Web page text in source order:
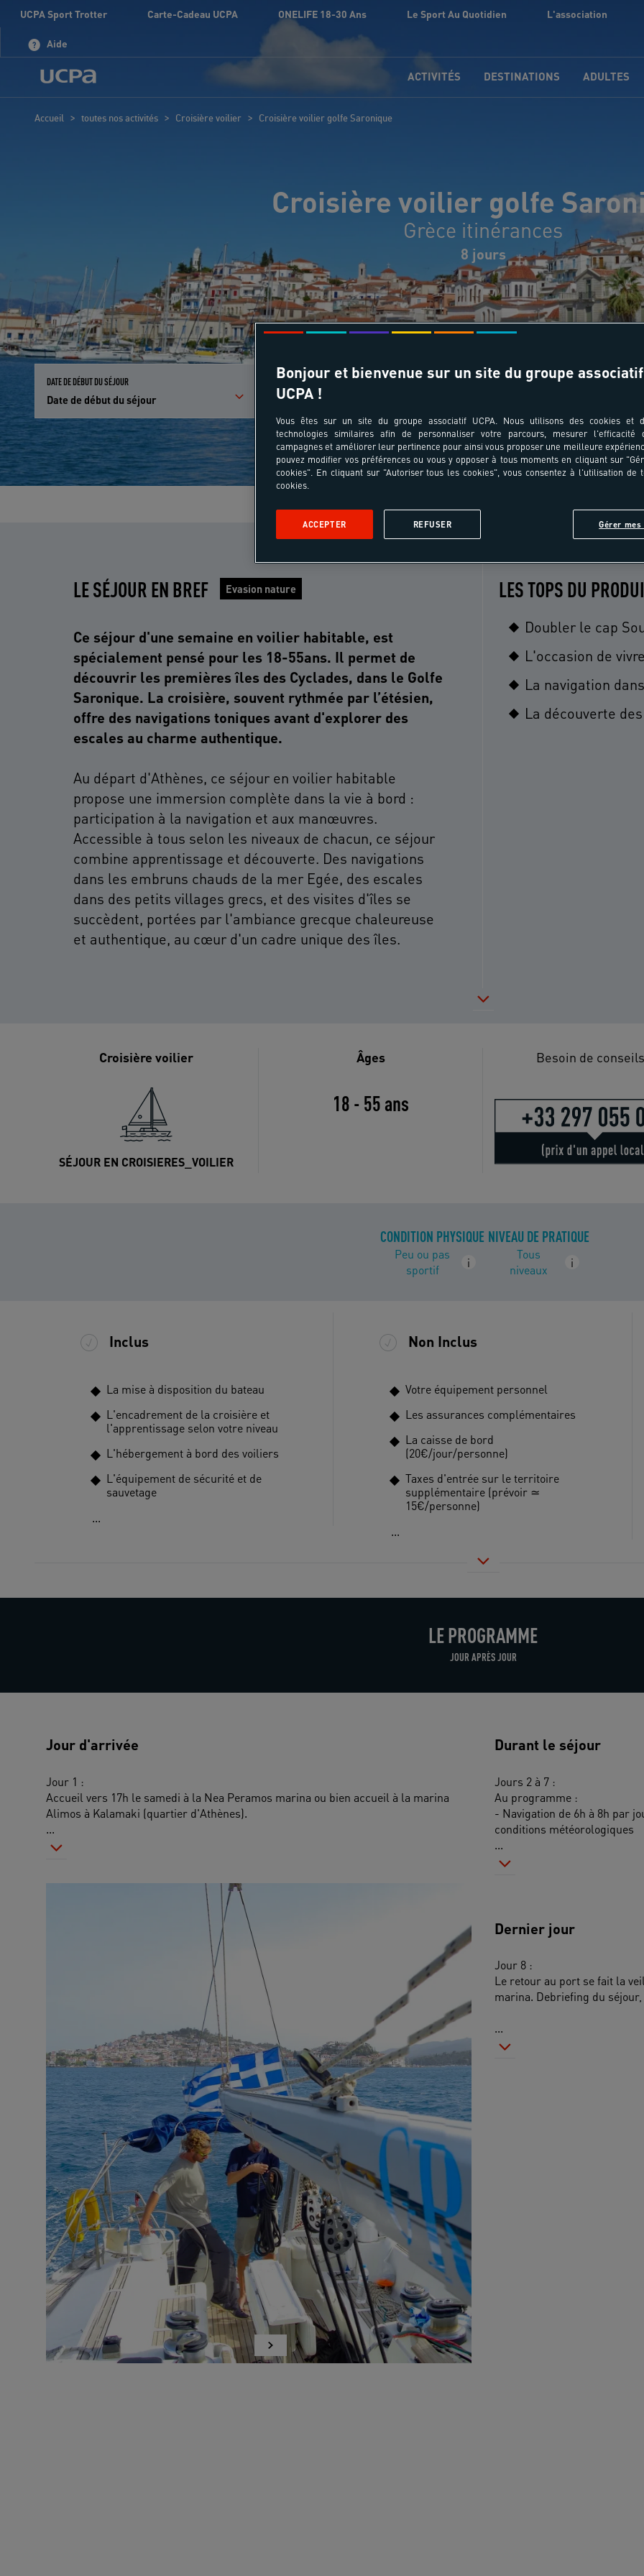
UCPA Sport Trotter Carte-Cadeau UCPA ONELIFE 18-30 Ans Le Sport Au Quotidien L'association
Aide
ACTIVITÉS DESTINATIONS ADULTES
Accueil > toutes nos activités > Croisière voilier > Croisière voilier golfe Saronique
Croisière voilier golfe
Grèce itinérances
8 jours
DATE DE DÉBUT DU SÉJOUR
Date de début du séjour
PARTICIPANTS ET ÂGES
Qui participe au séjour ?
TRANSPORT
LE SÉJOUR EN BREF Evasion nature
Ce séjour d'une semaine en voilier habitable, est
spécialement pensé pour les 18-55ans. Il permet de
découvrir les premières îles des Cyclades, dans le Golfe
Saronique. La croisière, souvent rythmée par l’étésien,
offre des navigations toniques avant d'explorer des
escales au charme authentique.
Au départ d'Athènes, ce séjour en voilier habitable
propose une immersion complète dans la vie à bord :
participation à la navigation et aux manœuvres.
Accessible à tous selon les niveaux de chacun, ce séjour
combine apprentissage et découverte. Des navigations
dans les embruns chauds de la mer Egée, des escales
dans des petits villages grecs, et des visites d'îles se
succèdent, portées par l'ambiance grecque chaleureuse
LES TOPS DU
Doubler le cap
L'occasion de
La navigation
La découverte
Croisière voilier
SÉJOUR EN CROISIERES_VOILIER
Âges
18 - 55 ans
Besoin de
CONDITION PHYSIQUE
Peu ou pas
sportif
i
NIVEAU DE PRATIQUE
Tous
niveaux
i
Inclus
La mise à disposition du bateau
L'encadrement de la croisière et
l'apprentissage selon votre niveau
L'hébergement à bord des voiliers
L'équipement de sécurité et de
sauvetage
...
Non Inclus
Votre équipement personnel
Les assurances complémentaires
La caisse de bord
(20€/jour/personne)
Taxes d'entrée sur le territoire
supplémentaire (prévoir ≃
15€/personne)
...
LE PROGRAMME
JOUR APRÈS JOUR
Jour d'arrivée
Jour 1 :
Accueil vers 17h le samedi à la Nea Peramos marina ou bien accueil à la marina
Alimos à Kalamaki (quartier d'Athènes).
...
Durant le séjour
Jours 2 à 7 :
Au programme :
- Navigation de 6h à 8h par
conditions météorologiques
...
Dernier jour
Jour 8 :
Le retour au port se fait la
marina. Debriefing du
...
Bonjour et bienvenue sur un site du groupe associatif
UCPA !
Vous êtes sur un site du groupe associatif UCPA. Nous utilisons des cookies et
technologies similaires afin de personnaliser votre parcours, mesurer l'efficacité
campagnes et améliorer leur pertinence pour ainsi vous proposer une meilleure
pouvez modifier vos préférences ou vous y opposer à tous moments en cliquant sur
cookies". En cliquant sur "Autoriser tous les cookies", vous consentez à l'utilisation de
cookies.
Gérer mes
REFUSER
ACCEPTER